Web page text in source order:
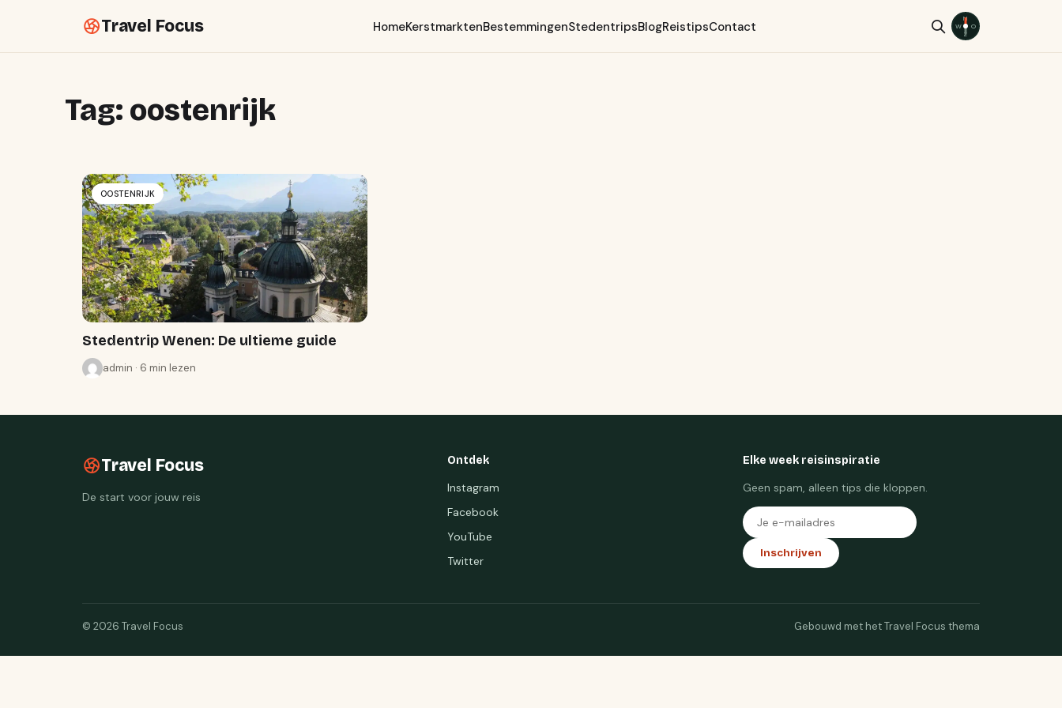
Travel Focus HomeKerstmarktenBestemmingenStedentripsBlogReistipsContact
N
Z
W O
Tag: oostenrijk
OOSTENRIJK
Stedentrip Wenen: De ultieme guide
admin · 6 min lezen
Travel Focus
De start voor jouw reis
Ontdek
Instagram
Facebook
YouTube
Twitter
Elke week reisinspiratie
Geen spam, alleen tips die kloppen.
Inschrijven
© 2026 Travel Focus Gebouwd met het Travel Focus thema